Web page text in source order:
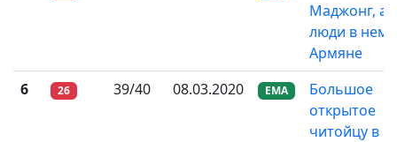
Маджонг, а
люди в нем
Армяне
6
26 39/40 08.03.2020 EMA
Большое
открытое
читойцу в